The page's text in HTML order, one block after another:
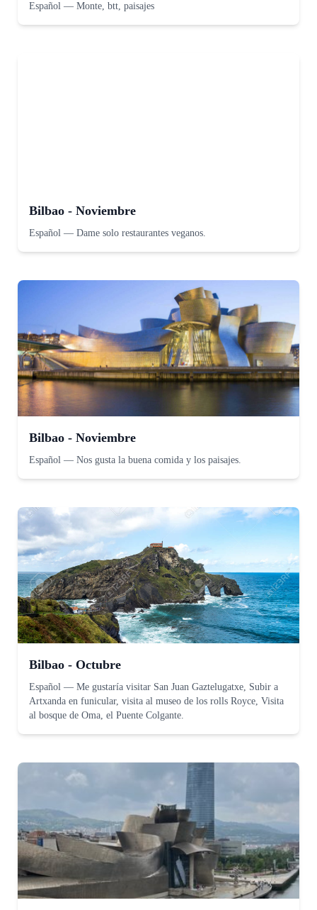
Español — Monte, btt, paisajes
Bilbao - Noviembre
Español — Dame solo restaurantes veganos.
Bilbao - Noviembre
Español — Nos gusta la buena comida y los paisajes.
Bilbao - Octubre
Español — Me gustaría visitar San Juan Gaztelugatxe, Subir a
Artxanda en funicular, visita al museo de los rolls Royce, Visita
al bosque de Oma, el Puente Colgante.